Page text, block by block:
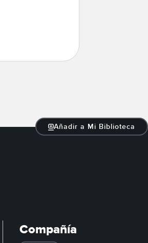
Añadir a Mi Biblioteca
Compañía